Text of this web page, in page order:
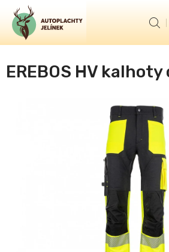
obsah
EREBOS HV kalhoty